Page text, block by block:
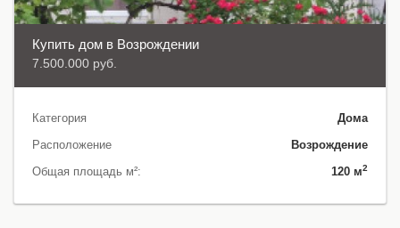
Купить дом в Возрождении
7.500.000 руб.
Категория
Дома
Расположение
Возрождение
Общая площадь м²:
120 м2